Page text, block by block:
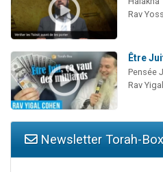
Rav
Être
Pensée
Rav
Newsletter Torah-Box